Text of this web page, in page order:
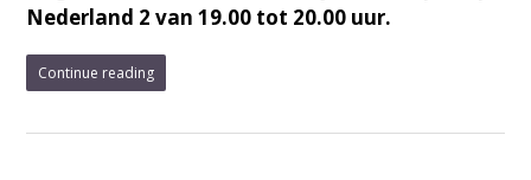
Nederland 2 van 19.00 tot 20.00 uur.
Continue reading